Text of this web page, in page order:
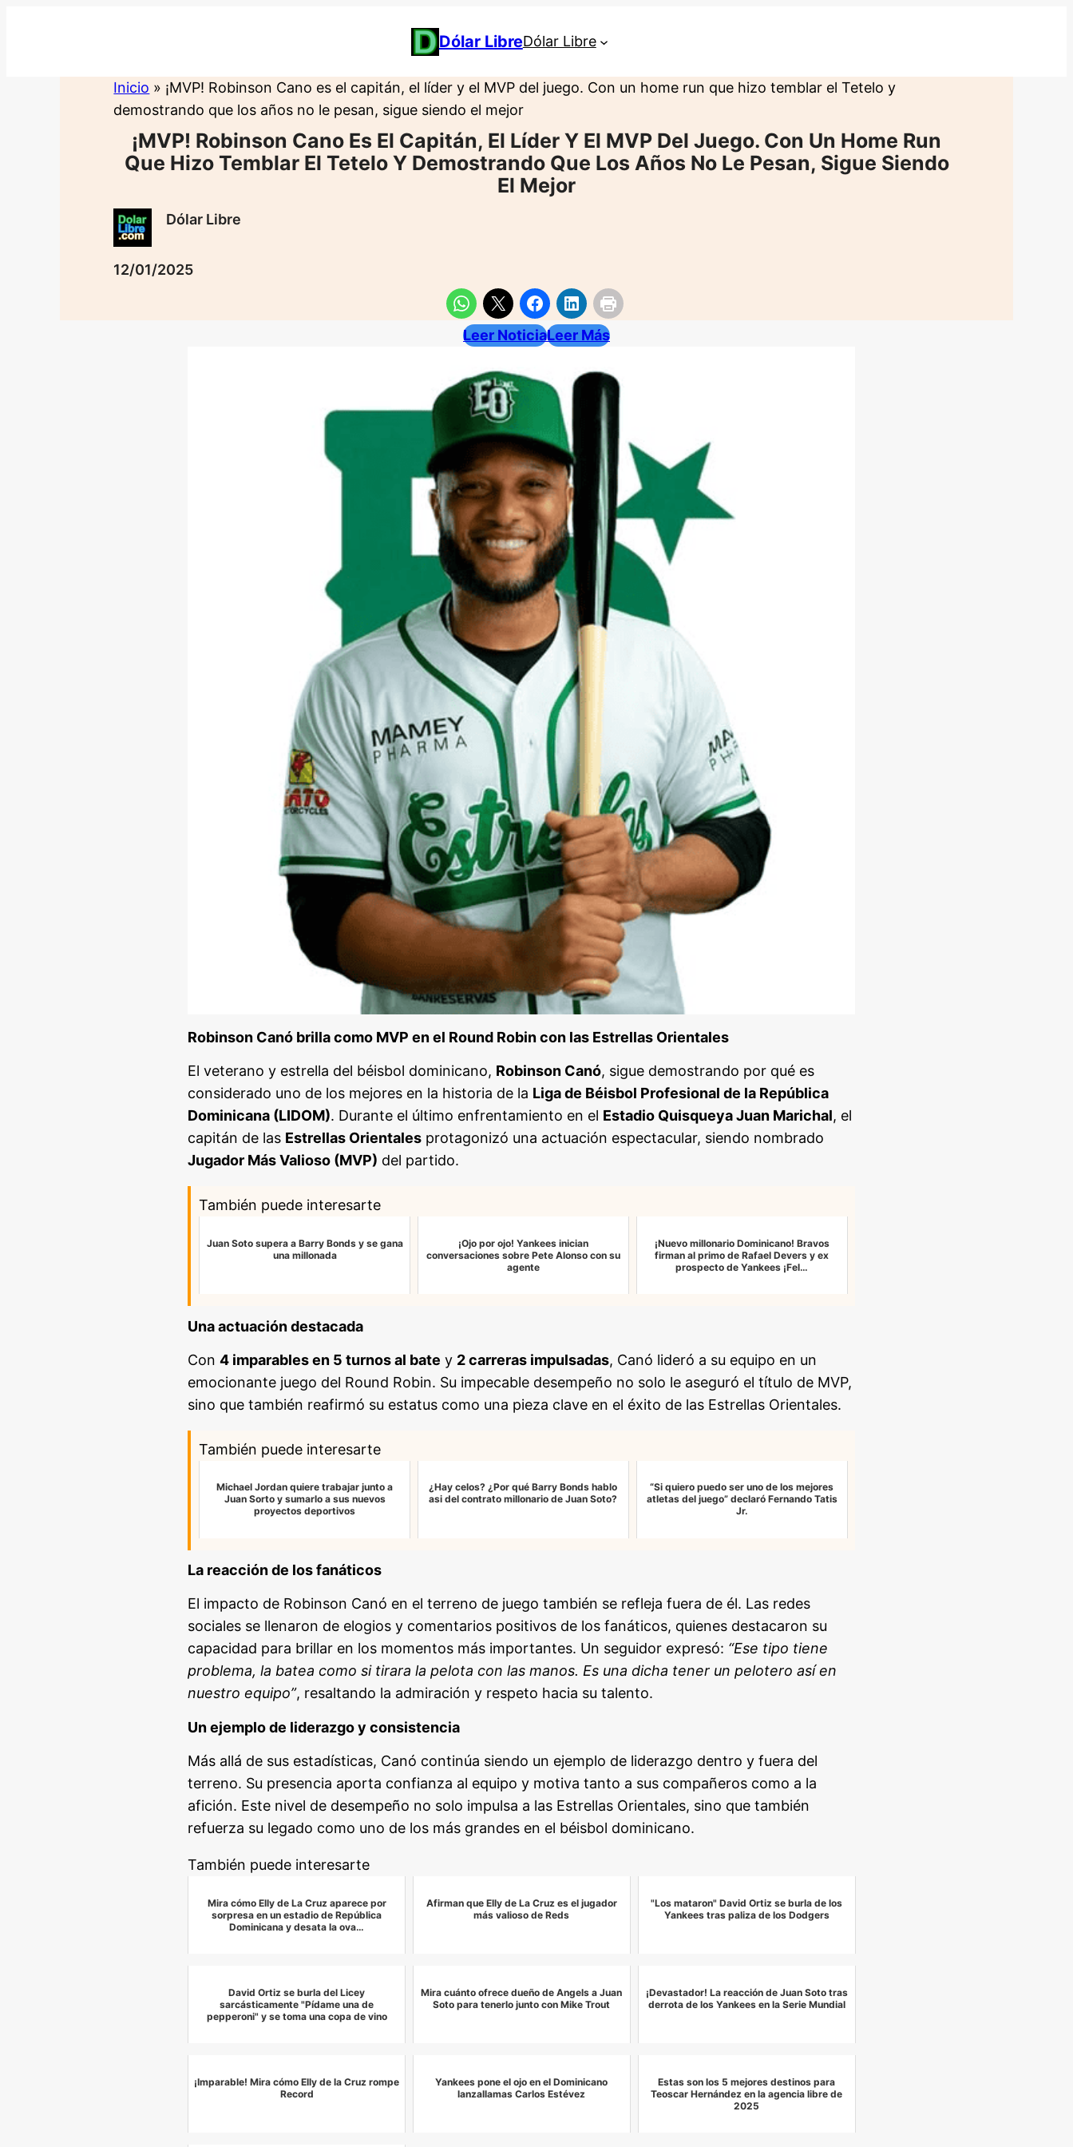
Dólar LibreDólar Libre
Inicio » ¡MVP! Robinson Cano es el capitán, el líder y el MVP del juego. Con un home run que hizo temblar el Tetelo y
demostrando que los años no le pesan, sigue siendo el mejor
¡MVP! Robinson Cano Es El Capitán, El Líder Y El MVP Del Juego. Con Un Home Run
Que Hizo Temblar El Tetelo Y Demostrando Que Los Años No Le Pesan, Sigue Siendo
El Mejor
Dólar Libre
12/01/2025
Leer NoticiaLeer Más
Robinson Canó brilla como MVP en el Round Robin con las Estrellas Orientales
El veterano y estrella del béisbol dominicano, Robinson Canó, sigue demostrando por qué es
considerado uno de los mejores en la historia de la Liga de Béisbol Profesional de la República
Dominicana (LIDOM). Durante el último enfrentamiento en el Estadio Quisqueya Juan Marichal, el
capitán de las Estrellas Orientales protagonizó una actuación espectacular, siendo nombrado
Jugador Más Valioso (MVP) del partido.
También puede interesarte
Juan Soto supera a Barry Bonds y se gana
una millonada
¡Ojo por ojo! Yankees inician
conversaciones sobre Pete Alonso con su
agente
¡Nuevo millonario Dominicano! Bravos
firman al primo de Rafael Devers y ex
prospecto de Yankees ¡Fel…
Una actuación destacada
Con4 imparables en 5 turnos al bate y 2 carreras impulsadas, Canó lideró a su equipo en un
emocionante juego del Round Robin. Su impecable desempeño no solo le aseguró el título de MVP,
sino que también reafirmó su estatus como una pieza clave en el éxito de las Estrellas Orientales.
También puede interesarte
Michael Jordan quiere trabajar junto a
Juan Sorto y sumarlo a sus nuevos
proyectos deportivos
¿Hay celos? ¿Por qué Barry Bonds hablo
asi del contrato millonario de Juan Soto?
“Si quiero puedo ser uno de los mejores
atletas del juego” declaró Fernando Tatis
Jr.
La reacción de los fanáticos
El impacto de Robinson Canó en el terreno de juego también se refleja fuera de él. Las redes
sociales se llenaron de elogios y comentarios positivos de los fanáticos, quienes destacaron su
capacidad para brillar en los momentos más importantes. Un seguidor expresó: “Ese tipo tiene
problema, la batea como si tirara la pelota con las manos. Es una dicha tener un pelotero así en
nuestro equipo”, resaltando la admiración y respeto hacia su talento.
Un ejemplo de liderazgo y consistencia
Más allá de sus estadísticas, Canó continúa siendo un ejemplo de liderazgo dentro y fuera del
terreno. Su presencia aporta confianza al equipo y motiva tanto a sus compañeros como a la
afición. Este nivel de desempeño no solo impulsa a las Estrellas Orientales, sino que también
refuerza su legado como uno de los más grandes en el béisbol dominicano.
También puede interesarte
Mira cómo Elly de La Cruz aparece por
sorpresa en un estadio de República
Dominicana y desata la ova…
Afirman que Elly de La Cruz es el jugador
más valioso de Reds
"Los mataron" David Ortiz se burla de los
Yankees tras paliza de los Dodgers
David Ortiz se burla del Licey
sarcásticamente "Pídame una de
pepperoni" y se toma una copa de vino
Mira cuánto ofrece dueño de Angels a Juan
Soto para tenerlo junto con Mike Trout
¡Devastador! La reacción de Juan Soto tras
derrota de los Yankees en la Serie Mundial
¡Imparable! Mira cómo Elly de la Cruz rompe
Record
Yankees pone el ojo en el Dominicano
lanzallamas Carlos Estévez
Estas son los 5 mejores destinos para
Teoscar Hernández en la agencia libre de
2025